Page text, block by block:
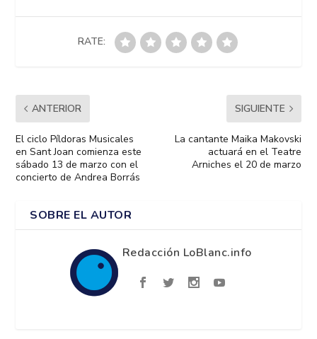
RATE:
ANTERIOR
El ciclo Píldoras Musicales
en Sant Joan comienza este
sábado 13 de marzo con el
concierto de Andrea Borrás
SIGUIENTE
La cantante Maika Makovski
actuará en el Teatre
Arniches el 20 de marzo
SOBRE EL AUTOR
Redacción LoBlanc.info